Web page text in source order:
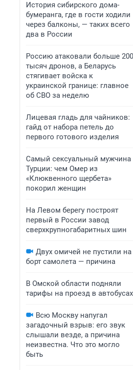
История сибирского дома-
бумеранга, где в гости ходили
через балконы, — таких всего
два в России
Россию атаковали больше 200
тысяч дронов, а Беларусь
стягивает войска к
украинской границе: главное
об СВО за неделю
Лицевая гладь для чайников:
гайд от набора петель до
первого готового изделия
Самый сексуальный мужчина
Турции: чем Омер из
«Клюквенного щербета»
покорил женщин
На Левом берегу построят
первый в России завод
сверхкрупногабаритных шин
Двух омичей не пустили на
борт самолета — причина
В Омской области подняли
тарифы на проезд в автобусах
Всю Москву напугал
загадочный взрыв: его звук
слышали везде, а причина
неизвестна. Что это могло
быть